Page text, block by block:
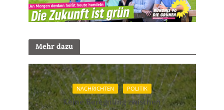
Mehr dazu
NACHRICHTEN POLITIK
Keine Beregnung zwischen